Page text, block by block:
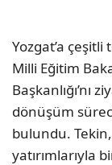
Yozgat’a
Milli Eğitim
Başkanlığı’nı
dönüşüm
bulundu.
yatırımlarıyla